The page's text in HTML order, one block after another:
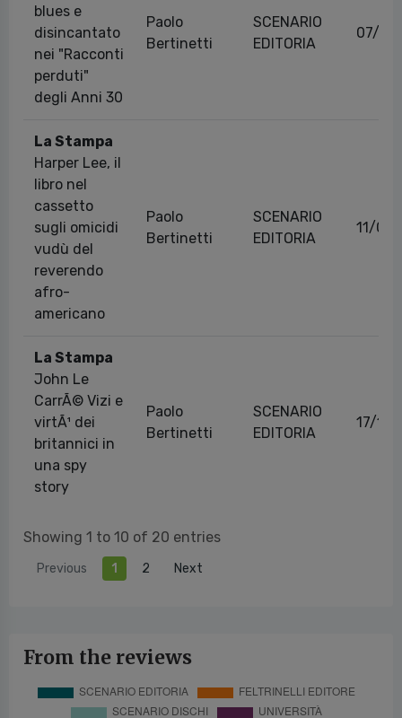
blues e
disincantato
nei "Racconti
perduti"
degli Anni 30
Paolo
Bertinetti
SCENARIO
EDITORIA
07/
La Stampa
Harper Lee, il
libro nel
cassetto
sugli omicidi
vudù del
reverendo
afro-
americano
Paolo
Bertinetti
SCENARIO
EDITORIA
11/07/
La Stampa
John Le
CarrÃ© Vizi e
virtÃ¹ dei
britannici in
una spy
story
Paolo
Bertinetti
SCENARIO
EDITORIA
17/
Showing 1 to 10 of 20 entries
Previous 1 2 Next
From the reviews